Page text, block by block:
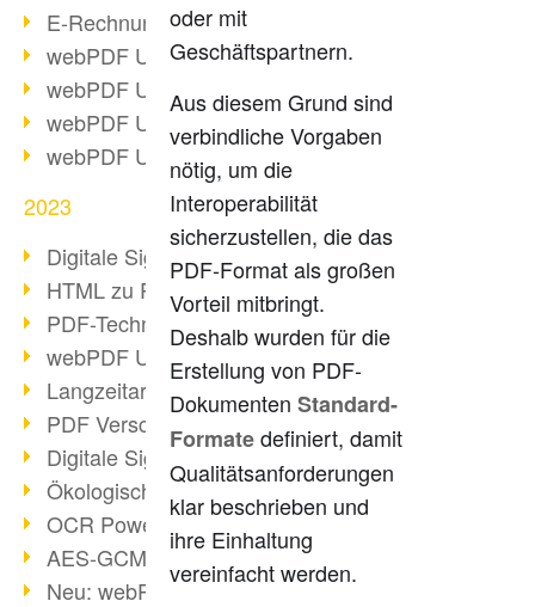
E-Rechnungsstellung ab 2025
webPDF Update 9.0.0.3584
webPDF Update 9.0.0.3479
webPDF Update 9.0.0.3361
webPDF Update 9.0.0.3264
2023
Digitale Signatur in PDF
HTML zu PDF
PDF-Techniken für Barrierefreiheit
webPDF Update 9.0.0.3149
Langzeitarchivierung mit PDF/A
PDF Verschlüsselung
Digitale Signaturen
Ökologischen Abdruck reduzieren
OCR Power für Profis
AES-GCM-Unterstützung (PDF 2.0)
Neu: webPDF Developer Hub
oder mit
Geschäftspartnern.
Aus diesem Grund sind
verbindliche Vorgaben
nötig, um die
Interoperabilität
sicherzustellen, die das
PDF-Format als großen
Vorteil mitbringt.
Deshalb wurden für die
Erstellung von PDF-
Dokumenten Standard-
Formatedefiniert, damit
Qualitätsanforderungen
klar beschrieben und
ihre Einhaltung
vereinfacht werden.